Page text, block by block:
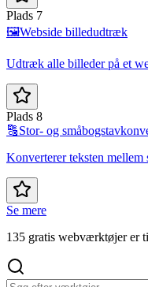
Plads 7
🖼️Webside billedudtræk
Udtræk alle billeder på et
Plads 8
🔠Stor- og
Konverterer teksten mellem
Se mere
135 gratis webværktøjer er